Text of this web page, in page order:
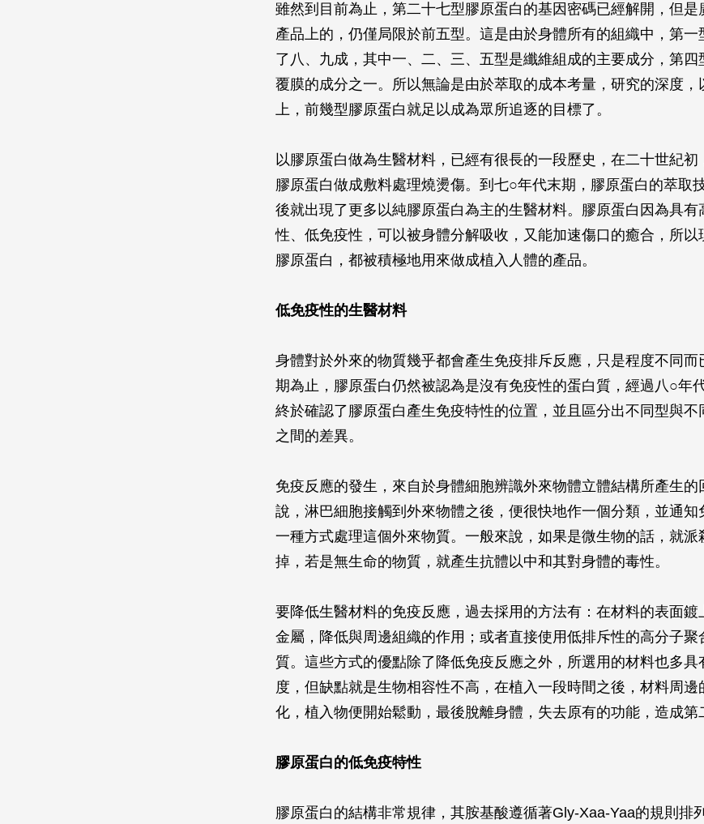
雖然到目前為止，第二十七型膠原蛋白的基因密碼已經解開，但是
產品上的，仍僅局限於前五型。這是由於身體所有的組織中，第一
了八、九成，其中一、二、三、五型是纖維組成的主要成分，第四
覆膜的成分之一。所以無論是由於萃取的成本考量，研究的深度，
上，前幾型膠原蛋白就足以成為眾所追逐的目標了。
以膠原蛋白做為生醫材料，已經有很長的一段歷史，在二十世紀初
膠原蛋白做成敷料處理燒燙傷。到七○年代末期，膠原蛋白的萃取
後就出現了更多以純膠原蛋白為主的生醫材料。膠原蛋白因為具有
性、低免疫性，可以被身體分解吸收，又能加速傷口的癒合，所以
膠原蛋白，都被積極地用來做成植入人體的產品。
低免疫性的生醫材料
身體對於外來的物質幾乎都會產生免疫排斥反應，只是程度不同而
期為止，膠原蛋白仍然被認為是沒有免疫性的蛋白質，經過八○年
終於確認了膠原蛋白產生免疫特性的位置，並且區分出不同型與不
之間的差異。
免疫反應的發生，來自於身體細胞辨識外來物體立體結構所產生的
說，淋巴細胞接觸到外來物體之後，便很快地作一個分類，並通知
一種方式處理這個外來物質。一般來說，如果是微生物的話，就派
掉，若是無生命的物質，就產生抗體以中和其對身體的毒性。
要降低生醫材料的免疫反應，過去採用的方法有：在材料的表面鍍
金屬，降低與周邊組織的作用；或者直接使用低排斥性的高分子聚
質。這些方式的優點除了降低免疫反應之外，所選用的材料也多具
度，但缺點就是生物相容性不高，在植入一段時間之後，材料周邊
化，植入物便開始鬆動，最後脫離身體，失去原有的功能，造成第
膠原蛋白的低免疫特性
膠原蛋白的結構非常規律，其胺基酸遵循著Gly-Xaa-Yaa的規則排